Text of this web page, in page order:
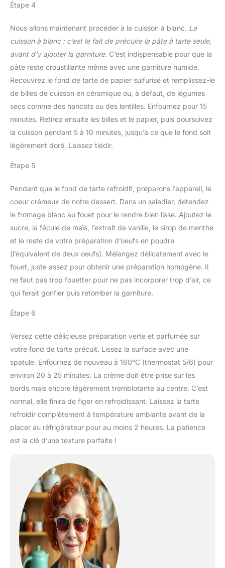
Étape 4
Nous allons maintenant procéder à la cuisson à blanc. La
cuisson à blanc : c’est le fait de précuire la pâte à tarte seule,
avant d’y ajouter la garniture. C’est indispensable pour que la
pâte reste croustillante même avec une garniture humide.
Recouvrez le fond de tarte de papier sulfurisé et remplissez-le
de billes de cuisson en céramique ou, à défaut, de légumes
secs comme des haricots ou des lentilles. Enfournez pour 15
minutes. Retirez ensuite les billes et le papier, puis poursuivez
la cuisson pendant 5 à 10 minutes, jusqu’à ce que le fond soit
légèrement doré. Laissez tiédir.
Étape 5
Pendant que le fond de tarte refroidit, préparons l’appareil, le
coeur crémeux de notre dessert. Dans un saladier, détendez
le fromage blanc au fouet pour le rendre bien lisse. Ajoutez le
sucre, la fécule de maïs, l’extrait de vanille, le sirop de menthe
et le reste de votre préparation d’oeufs en poudre
(l’équivalent de deux oeufs). Mélangez délicatement avec le
fouet, juste assez pour obtenir une préparation homogène. Il
ne faut pas trop fouetter pour ne pas incorporer trop d’air, ce
qui ferait gonfler puis retomber la garniture.
Étape 6
Versez cette délicieuse préparation verte et parfumée sur
votre fond de tarte précuit. Lissez la surface avec une
spatule. Enfournez de nouveau à 160°C (thermostat 5/6) pour
environ 20 à 25 minutes. La crème doit être prise sur les
bords mais encore légèrement tremblotante au centre. C’est
normal, elle finira de figer en refroidissant. Laissez la tarte
refroidir complètement à température ambiante avant de la
placer au réfrigérateur pour au moins 2 heures. La patience
est la clé d’une texture parfaite !